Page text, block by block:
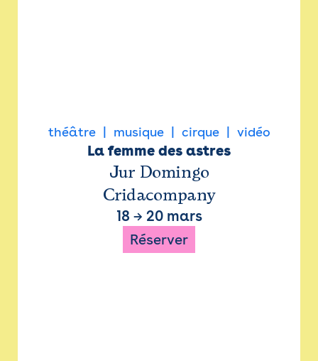
théâtre musique cirque vidéo
La femme des astres
Jur Domingo
Cridacompany
18 → 20 mars
Réserver